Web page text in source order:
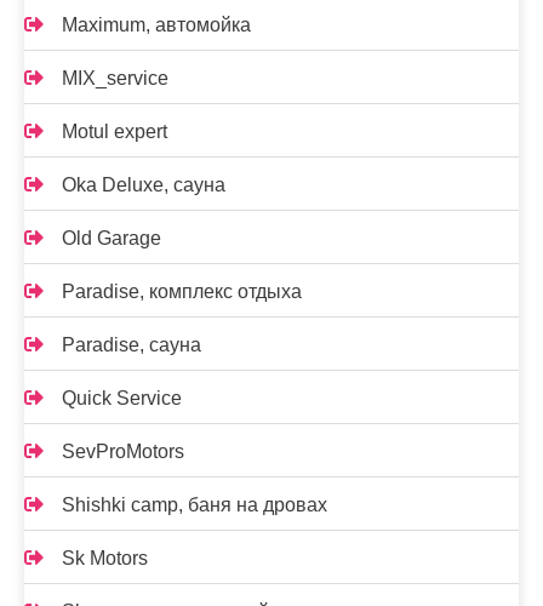
Maximum, автомойка
MIX_service
Motul expert
Oka Deluxe, сауна
Old Garage
Paradise, комплекс отдыха
Paradise, сауна
Quick Service
SevProMotors
Shishki camp, баня на дровах
Sk Motors